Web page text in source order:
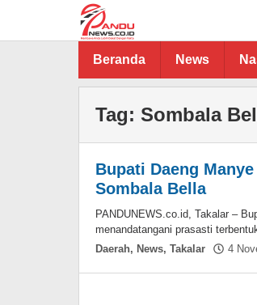
Beranda News
Tag: Sombala
Bupati Daeng
Sombala Bella
PANDUNEWS.co.id, Takalar –
menandatangani prasasti
Daerah, News, Takalar 4